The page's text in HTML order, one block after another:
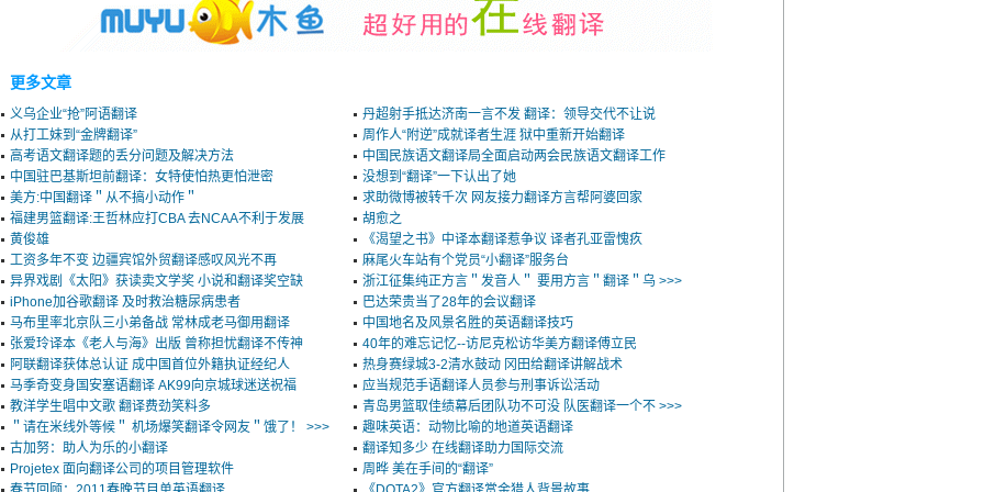
更多文章
义乌企业“抢”阿语翻译
丹超射手抵达济南一言不发 翻译：领导交代不让说
从打工妹到“金牌翻译”
周作人“附逆”成就译者生涯 狱中重新开始翻译
高考语文翻译题的丢分问题及解决方法
中国民族语文翻译局全面启动两会民族语文翻译工作
中国驻巴基斯坦前翻译：女特使怕热更怕泄密
没想到“翻译”一下认出了她
美方:中国翻译＂从不搞小动作＂
求助微博被转千次 网友接力翻译方言帮阿婆回家
福建男篮翻译:王哲林应打CBA 去NCAA不利于发展
胡愈之
黄俊雄
《渴望之书》中译本翻译惹争议 译者孔亚雷愧疚
工资多年不变 边疆宾馆外贸翻译感叹风光不再
麻尾火车站有个党员“小翻译”服务台
异界戏剧《太阳》获读卖文学奖 小说和翻译奖空缺
浙江征集纯正方言＂发音人＂ 要用方言＂翻译＂乌 >>>
iPhone加谷歌翻译 及时救治糖尿病患者
巴达荣贵当了28年的会议翻译
马布里率北京队三小弟备战 常林成老马御用翻译
中国地名及风景名胜的英语翻译技巧
张爱玲译本《老人与海》出版 曾称担忧翻译不传神
40年的难忘记忆--访尼克松访华美方翻译傅立民
阿联翻译获体总认证 成中国首位外籍执证经纪人
热身赛绿城3-2清水鼓动 冈田给翻译讲解战术
马季奇变身国安塞语翻译 AK99向京城球迷送祝福
应当规范手语翻译人员参与刑事诉讼活动
教洋学生唱中文歌 翻译费劲笑料多
青岛男篮取佳绩幕后团队功不可没 队医翻译一个不 >>>
＂请在米线外等候＂ 机场爆笑翻译令网友＂饿了！ >>>
趣味英语：动物比喻的地道英语翻译
古加努：助人为乐的小翻译
翻译知多少 在线翻译助力国际交流
Projetex 面向翻译公司的项目管理软件
周晔 美在手间的“翻译”